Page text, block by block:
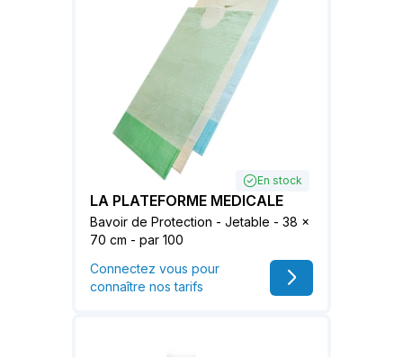
En stock
LA PLATEFORME MEDICALE
Bavoir de Protection - Jetable - 38 x
70 cm - par 100
Connectez vous pour
connaître nos tarifs